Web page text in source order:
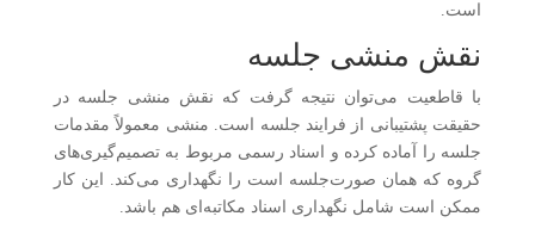
است.
نقش منشی جلسه
با قاطعیت می‌توان نتیجه گرفت که نقش منشی جلسه در
حقیقت پشتیبانی از فرایند جلسه است. منشی معمولاً مقدمات
جلسه را آماده کرده و اسناد رسمی مربوط به تصمیم‌گیری‌های
گروه که همان صورت‌جلسه است را نگهداری می‌کند. این کار
ممکن است شامل نگهداری اسناد مکاتبه‌ای هم باشد.